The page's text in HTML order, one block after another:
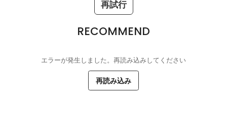
再試行
RECOMMEND
エラーが発生しました。再読み込みしてください
再読み込み